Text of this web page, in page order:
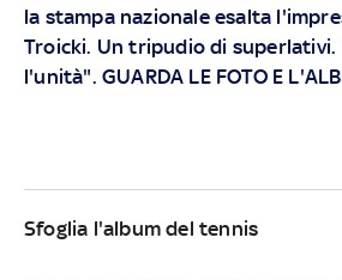
la stampa nazionale esalta
Troicki. Un tripudio di
l'unità". GUARDA LE FOTO E
Sfoglia l'album del tennis